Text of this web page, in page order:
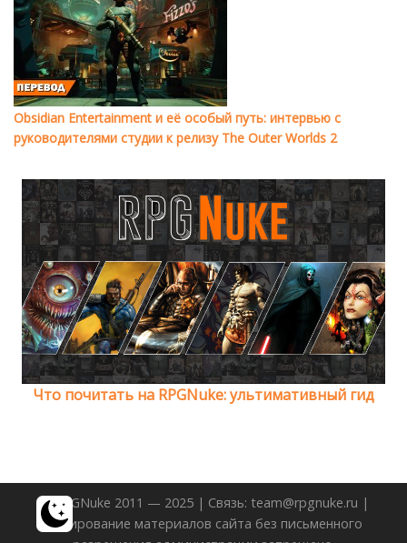
Obsidian Entertainment и её особый путь: интервью с
руководителями студии к релизу The Outer Worlds 2
Что почитать на RPGNuke: ультимативный гид
© RPGNuke 2011 — 2025 | Связь: team@rpgnuke.ru |
Копирование материалов сайта без письменного